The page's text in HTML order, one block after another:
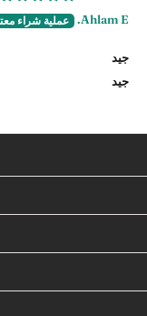
Ahlam E.
جيد
جيد